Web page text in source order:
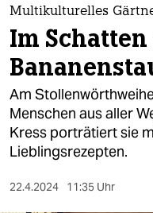
themen
politik
öko
gesellschaft
kultur
sport
Multikulturelles
Im
Am
Menschen aus aller
Kress porträtiert sie
Lieblingsrezepten.
22.4.2024 11:35 Uhr